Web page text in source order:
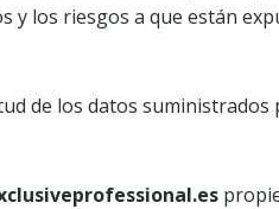
los riesgos a que están
de los datos suministrados